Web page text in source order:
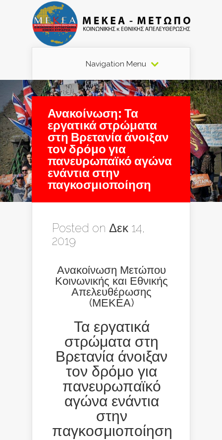
Navigation Menu
Ανακοίνωση: Τα
εργατικά στρώματα
στη Βρετανία άνοιξαν
τον δρόμο για
πανευρωπαϊκό αγώνα
ενάντια στην
παγκοσμιοποίηση
Posted on Δεκ 14,
2019
Ανακοίνωση Μετώπου
Κοινωνικής και Εθνικής
Απελευθέρωσης
(ΜΕΚΕΑ)
Τα εργατικά
στρώματα στη
Βρετανία άνοιξαν
τον δρόμο για
πανευρωπαϊκό
αγώνα ενάντια
στην
παγκοσμιοποίηση